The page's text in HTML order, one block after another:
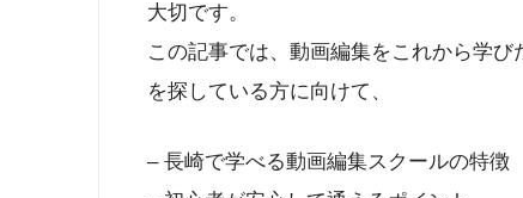
大切です。
この記事では、動画編集をこれから学
を探している方に向けて、
– 長崎で学べる動画編集スクールの特徴